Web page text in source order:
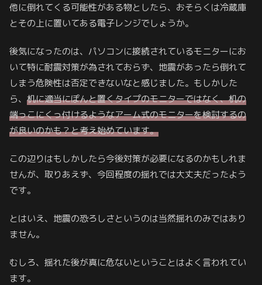
他に倒れてくる可能性がある物としたら、おそらくは冷蔵庫
とその上に置いてある電子レンジでしょうか。
後気になったのは、パソコンに接続されているモニターにお
いて特に耐震対策が為されておらず、地震があったら倒れて
しまう危険性は否定できないなと感じました。もしかした
ら、 机に適当にぽんと置くタイプのモニターではなく、机の
端っこにくっ付けるようなアーム式のモニターを検討するの
が良いのかも？と考え始めています。
この辺りはもしかしたら今後対策が必要になるのかもしれま
せんが、取りあえず、今回程度の揺れでは大丈夫だったよう
です。
とはいえ、地震の恐ろしさというのは当然揺れのみではあり
ません。
むしろ、揺れた後が真に危ないということはよく言われてい
ます。